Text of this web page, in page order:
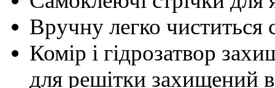
Вручну легко чиститься
Комір і гідрозатвор
для решітки захищений